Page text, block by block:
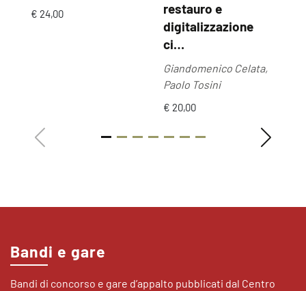
€ 24,00
restauro e
digitalizzazione
ci…
Giandomenico Celata,
Paolo Tosini
€ 20,00
Bandi e gare
Bandi di concorso e gare d’appalto pubblicati dal Centro